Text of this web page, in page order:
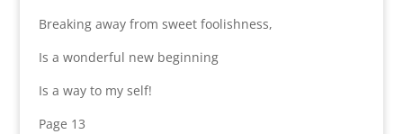
Breaking away from sweet foolishness,
Is a wonderful new beginning
Is a way to my self!
Page 13